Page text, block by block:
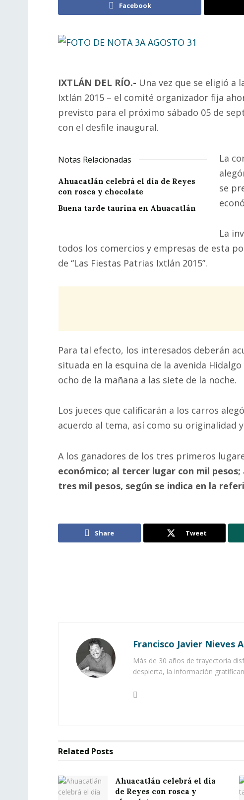
Facebook
IXTLÁN DEL RÍO.- Una vez que se eligió a
Ixtlán 2015 – el comité organizador fija
previsto para el próximo sábado 05 de
con el desfile inaugural.
Notas Relacionadas
Ahuacatlán celebrá el día de Reyes
con rosca y chocolate
Buena tarde taurina en Ahuacatlán
La
se
La
todos los comercios y empresas de esta
de “Las Fiestas Patrias Ixtlán 2015”.
Para tal efecto, los interesados deberán
situada en la esquina de la avenida
ocho de la mañana a las siete de la noche.
Los jueces que calificarán a los carros
acuerdo al tema, así como su originalidad
A los ganadores de los tres primeros
económico; al tercer lugar con mil
tres mil pesos, según se indica en la
Share Tweet
Francisco Javier Nieves
Más de 30 años de trayectoria
despierta, la información
Related Posts
Ahuacatlán celebrá el día
de Reyes con rosca y